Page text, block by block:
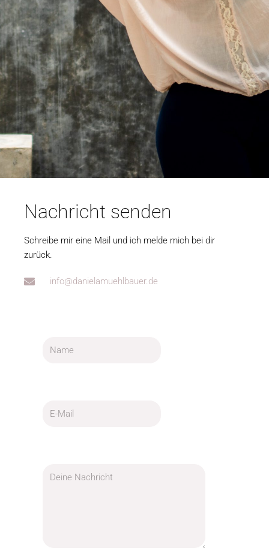
Nachricht senden
Schreibe mir eine Mail und ich melde mich bei dir
zurück.
info@danielamuehlbauer.de